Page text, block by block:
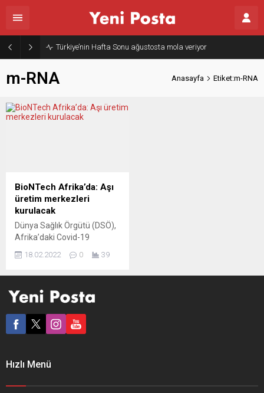
Türkiye’nin Hafta Sonu ağustosta mola veriyor
m-RNA Anasayfa Etiket:m-RNA
BioNTech Afrika’da: Aşı
üretim merkezleri
kurulacak
Dünya Sağlık Örgütü (DSÖ),
Afrika’daki Covid-19
kapatmak için bazı kıta
merkez kurulacağını
başkenti Brüksel’deki
Avrupa Birliği (AB) ve Afrika
Dr. Tedros Adhanom
18.02.2022 0 39
Hızlı Menü